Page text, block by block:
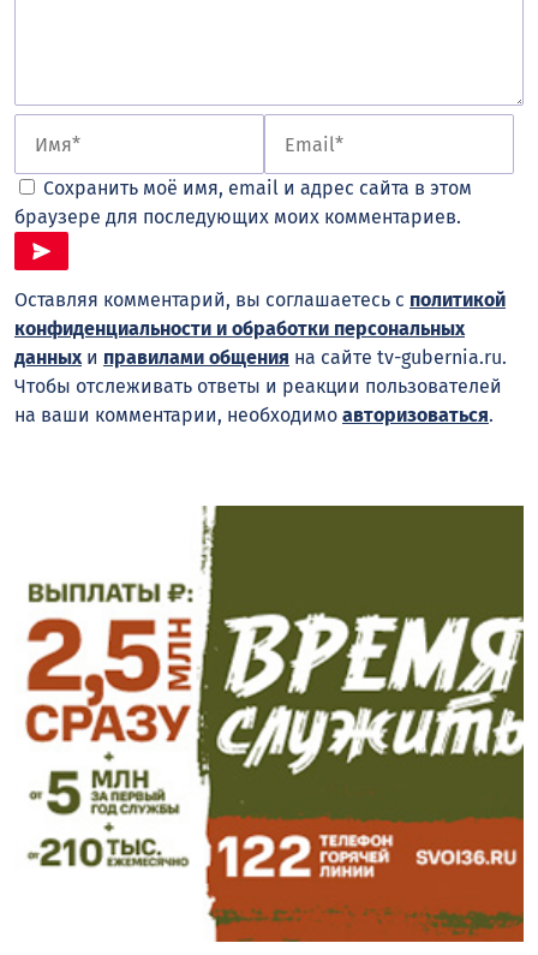
Сохранить моё имя, email и адрес сайта в этом
браузере для последующих моих комментариев.
Оставляя комментарий, вы соглашаетесь с политикой
конфиденциальности и обработки персональных
данныхи правилами общения на сайте tv-gubernia.ru.
Чтобы отслеживать ответы и реакции пользователей
на ваши комментарии, необходимо авторизоваться.